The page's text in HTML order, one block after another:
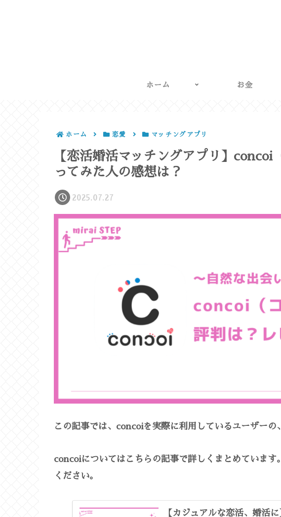
ホーム お金
ホーム 恋愛 マッチングアプリ
【恋活婚活マッチングアプリ】concoi
ってみた人の感想は？
2025.07.27
この記事では、concoiを実際に利用しているユーザーの
concoiについてはこちらの記事で詳しくまとめています
ください。
【カジュアルな恋活、婚活